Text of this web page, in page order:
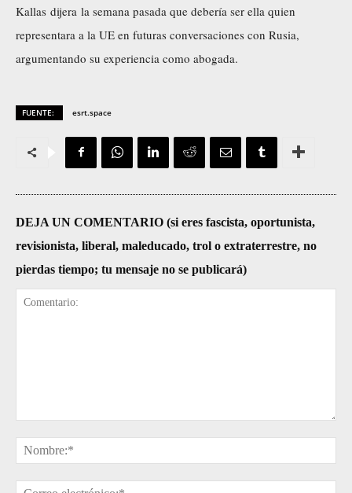
Kallas dijera la semana pasada que debería ser ella quien
representara a la UE en futuras conversaciones con Rusia,
argumentando su experiencia como abogada.
FUENTE: esrt.space
DEJA UN COMENTARIO (si eres fascista, oportunista,
revisionista, liberal, maleducado, trol o extraterrestre, no
pierdas tiempo; tu mensaje no se publicará)